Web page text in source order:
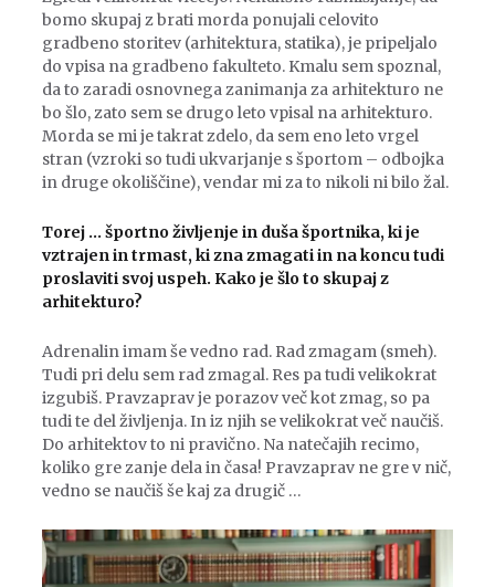
bomo skupaj z brati morda ponujali celovito
gradbeno storitev (arhitektura, statika), je pripeljalo
do vpisa na gradbeno fakulteto. Kmalu sem spoznal,
da to zaradi osnovnega zanimanja za arhitekturo ne
bo šlo, zato sem se drugo leto vpisal na arhitekturo.
Morda se mi je takrat zdelo, da sem eno leto vrgel
stran (vzroki so tudi ukvarjanje s športom – odbojka
in druge okoliščine), vendar mi za to nikoli ni bilo žal.
Torej … športno življenje in duša športnika, ki je
vztrajen in trmast, ki zna zmagati in na koncu tudi
proslaviti svoj uspeh. Kako je šlo to skupaj z
arhitekturo?
Adrenalin imam še vedno rad. Rad zmagam (smeh).
Tudi pri delu sem rad zmagal. Res pa tudi velikokrat
izgubiš. Pravzaprav je porazov več kot zmag, so pa
tudi te del življenja. In iz njih se velikokrat več naučiš.
Do arhitektov to ni pravično. Na natečajih recimo,
koliko gre zanje dela in časa! Pravzaprav ne gre v nič,
vedno se naučiš še kaj za drugič …